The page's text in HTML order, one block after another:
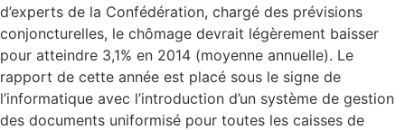
d’experts de la Confédération, chargé des prévisions
conjoncturelles, le chômage devrait légèrement baisser
pour atteindre 3,1% en 2014 (moyenne annuelle). Le
rapport de cette année est placé sous le signe de
l’informatique avec l’introduction d’un système de gestion
des documents uniformisé pour toutes les caisses de